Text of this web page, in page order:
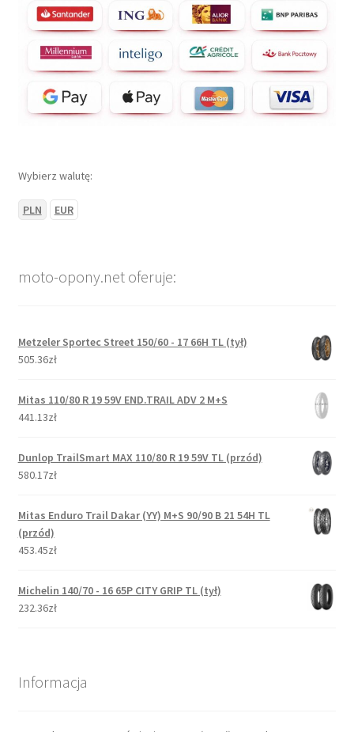
Wybierz walutę:
PLN EUR
moto-opony.net oferuje:
Metzeler Sportec Street 150/60 - 17 66H TL (tył)
505.36zł
Mitas 110/80 R 19 59V END.TRAIL ADV 2 M+S
441.13zł
Dunlop TrailSmart MAX 110/80 R 19 59V TL (przód)
580.17zł
Mitas Enduro Trail Dakar (YY) M+S 90/90 B 21 54H TL
(przód)
453.45zł
Michelin 140/70 - 16 65P CITY GRIP TL (tył)
232.36zł
Informacja